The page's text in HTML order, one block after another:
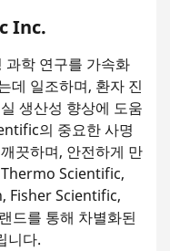
Inc.
학 연구를 가속화
데 일조하며, 환자 진
생산성 향상에 도움
의 중요한 사명
끗하며, 안전하게 만
Thermo Scientific,
Fisher Scientific,
드를 통해 차별화된
니다.